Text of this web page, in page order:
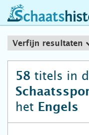
Verfijn resultaten
58 titels in
het Engels